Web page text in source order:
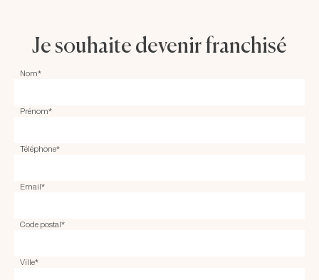
Je souhaite devenir franchisé
Nom*
Prénom*
Téléphone*
Email*
Code postal*
Ville*